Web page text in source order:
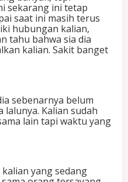
sekarang ini tetap
saat ini masih terus
hubungan kalian,
tahu bahwa sia dia
kalian. Sakit banget
sebenarnya belum
Kalian sudah
lain tapi waktu yang
yang sedang